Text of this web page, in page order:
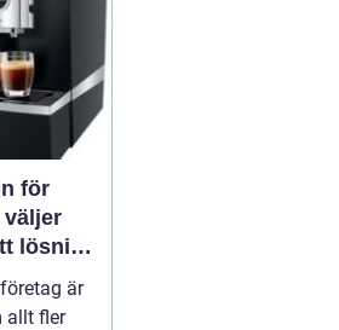
för
väljer
lösning
jobbet
är
allt fler